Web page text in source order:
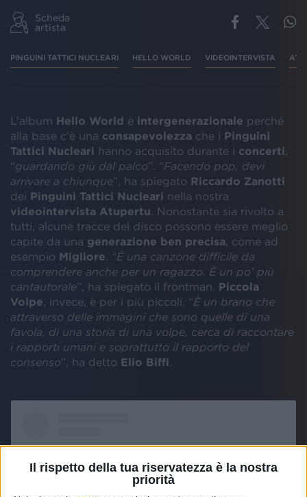
Il rispetto della tua riservatezza è la nostra
priorità
Scheda
artista
PINGUINI TATTICI NUCLEARI HELLO WORLD VIDEOINTERVISTA
L’album Hello World è intergenerazionale perché
alla base c’è una consapevolezza che i Pinguini
Tattici Nucleari
hanno acquisito durante i concerti
“guardando giù dal palco”. “Facendo pop, devi
arrivare a chiunque”, ha spiegato Riccardo Zanotti
dei Pinguini Tattici Nucleari nella nostra
videointervista Atupertu . Nonostante sia rivolto a
tutti, alcune tracce del disco possono essere meglio
capite da una generazione ben precisa , come ad
esempio Migliore . “È una canzone difficile da
comprendere anche per un ragazzo. È un po’ più
cantautorale”, ha spiegato il frontman.
Piccola
Volpe , invece, è per i più piccoli. “È un brano che
attraverso delle immagini che sono quelle di una
favola, di una storia di una volpe, cerca di raccontare
i rapporti umani e soprattutto il rapporto del
consenso”, ha detto Elio Biffi